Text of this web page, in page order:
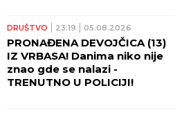
DRUŠTVO 23:19 05.08.2026
PRONAĐENA DEVOJČICA (13)
IZ VRBASA! Danima niko nije
znao gde se nalazi -
TRENUTNO U POLICIJI!